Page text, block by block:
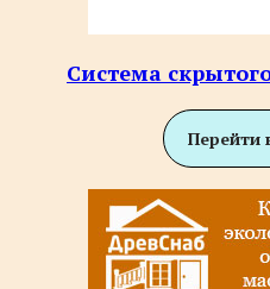
Система
Перейти